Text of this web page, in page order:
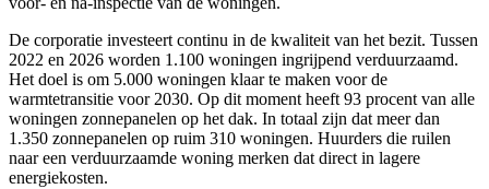
De corporatie investeert continu in de kwaliteit van het bezit. Tussen
2022 en 2026 worden 1.100 woningen ingrijpend verduurzaamd.
Het doel is om 5.000 woningen klaar te maken voor de
warmtetransitie voor 2030. Op dit moment heeft 93 procent van alle
woningen zonnepanelen op het dak. In totaal zijn dat meer dan
1.350 zonnepanelen op ruim 310 woningen. Huurders die ruilen
naar een verduurzaamde woning merken dat direct in lagere
energiekosten.